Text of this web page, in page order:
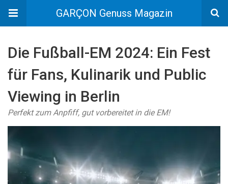
GARÇON Genuss Magazin
Die Fußball-EM 2024: Ein Fest
für Fans, Kulinarik und Public
Viewing in Berlin
Perfekt zum Anpfiff, gut vorbereitet in die EM!